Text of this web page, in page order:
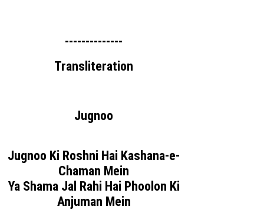
--------------
Transliteration
Jugnoo
Jugnoo Ki Roshni Hai Kashana-e-
Chaman Mein
Ya Shama Jal Rahi Hai Phoolon Ki
Anjuman Mein